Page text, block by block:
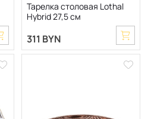
Тарелка столовая Lothal
Hybrid 27,5 см
311 BYN